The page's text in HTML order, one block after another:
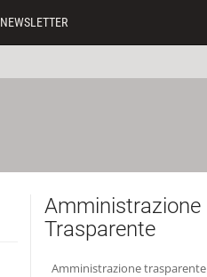
NEWSLETTER
Amministrazione
Trasparente
Amministrazione trasparente